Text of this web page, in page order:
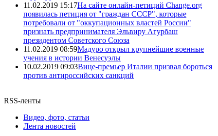
11.02.2019 15:17На сайте онлайн-петиций Change.org
появилась петиция от "граждан СССР", которые
потребовали от "оккупационных властей России"
признать предпринимателя Эльвиру Агурбаш
президентом Советского Союза
11.02.2019 08:59Мадуро открыл крупнейшие военные
учения в истории Венесуэлы
10.02.2019 09:03Вице-премьер Италии призвал бороться
против антироссийских санкций
RSS-ленты
Видео, фото, статьи
Лента новостей